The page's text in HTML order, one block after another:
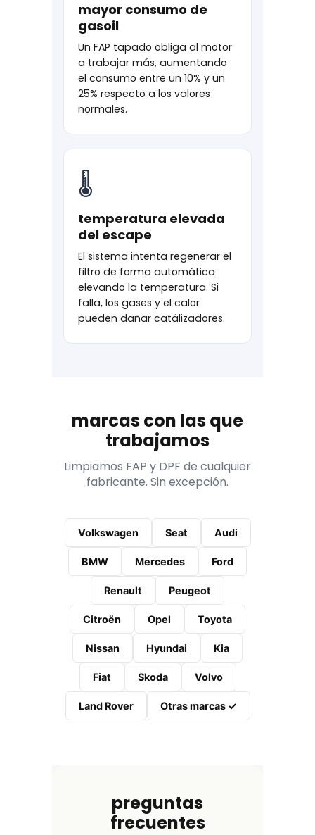
mayor consumo de
gasoil
Un FAP tapado obliga al motor
a trabajar más, aumentando
el consumo entre un 10% y un
25% respecto a los valores
normales.
🌡
temperatura elevada
del escape
El sistema intenta regenerar el
filtro de forma automática
elevando la temperatura. Si
falla, los gases y el calor
pueden dañar catálizadores.
marcas con las que
trabajamos
Limpiamos FAP y DPF de cualquier
fabricante. Sin excepción.
Volkswagen Seat Audi
BMW Mercedes Ford
Renault Peugeot
Citroën Opel Toyota
Nissan Hyundai Kia
Fiat Skoda Volvo
Land Rover Otras marcas ✓
preguntas
frecuentes